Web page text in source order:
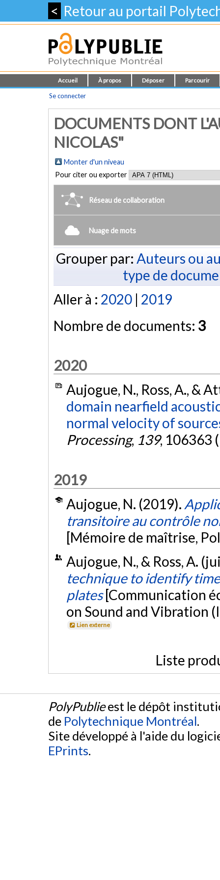
< Retour au portail
Accueil À propos Déposer Parcourir
Se connecter
DOCUMENTS DONT
NICOLAS"
Monter d'un niveau
Pour citer ou exporter
Réseau de collaboration
Nuage de mots
Grouper par: Auteurs ou
type de
Aller à : 2020 | 2019
Nombre de documents: 3
2020
Aujogue, N., Ross, A., &
domain nearfield
normal velocity of
Processing, 139, 106363
2019
Aujogue, N. (2019).
transitoire au contrôle
[Mémoire de maîtrise,
Aujogue, N., & Ross, A.
technique to identify
plates [Communication
on Sound and Vibration
Lien externe
Liste
PolyPublieest le dépôt
de Polytechnique Montréal.
Site développé à l'aide du
EPrints.